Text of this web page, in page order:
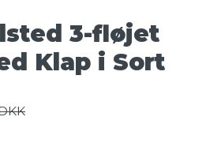
3-fløjet
Klap i Sort